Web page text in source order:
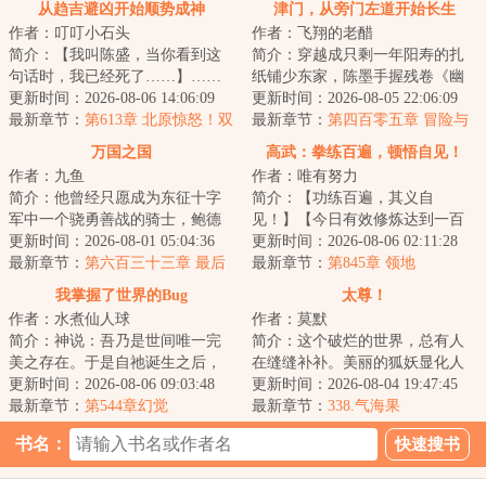
从趋吉避凶开始顺势成神
作者：叮叮小石头
简介：【我叫陈盛，当你看到这
句话时，我已经死了……】……
一朝穿越，命如草芥，睁眼便是
两军对垒的生死...
更新时间：2026-08-06 14:06:09
最新章节： 第613章 北原惊怒！双
津门，从旁门左道开始长生
作者：飞翔的老醋
简介：穿越成只剩一年阳寿的扎
纸铺少东家，陈墨手握残卷《幽
冥扎纸术》，于白事街中挣扎求
生。直到那夜，...
更新时间：2026-08-05 22:06:09
最新章节： 第四百零五章 冒险与
收获
万国之国
作者：九鱼
简介：他曾经只愿成为东征十字
军中一个骁勇善战的骑士，鲍德
温四世麾下一个忠诚的臣子，只
为捍卫圣地与民...
更新时间：2026-08-01 05:04:36
最新章节： 第六百三十三章 最后
一战（完结）大完结！
高武：拳练百遍，顿悟自见！
作者：唯有努力
简介：【功练百遍，其义自
见！】【今日有效修炼达到一百
次，获得一次“顿悟”】在这个拳能
倒转山河，腿可...
更新时间：2026-08-06 02:11:28
最新章节： 第845章 领地
我掌握了世界的Bug
作者：水煮仙人球
简介：神说：吾乃是世间唯一完
美之存在。于是自祂诞生之后，
原本完美无瑕的世界，出现了瑕
疵。凌驾于芸芸...
更新时间：2026-08-06 09:03:48
最新章节： 第544章幻觉
太尊！
作者：莫默
简介：这个破烂的世界，总有人
在缝缝补补。美丽的狐妖显化人
身，毛茸茸的尾巴在身后摇曳生
姿，望着少年：...
更新时间：2026-08-04 19:47:45
最新章节： 338.气海果
书名：